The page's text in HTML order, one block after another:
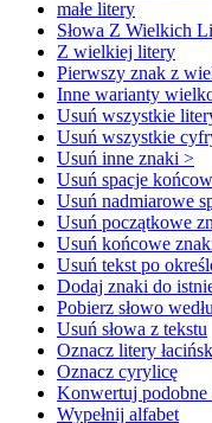
małe litery
Słowa Z Wielkich
Z wielkiej litery
Pierwszy znak z
Inne warianty
Usuń wszystkie
Usuń wszystkie
Usuń inne znaki >
Usuń spacje
Usuń nadmiarowe
Usuń początkowe
Usuń końcowe
Usuń tekst po
Dodaj znaki do
Pobierz słowo
Usuń słowa z tekstu
Oznacz litery
Oznacz cyrylicę
Konwertuj podobne
Wypełnij alfabet